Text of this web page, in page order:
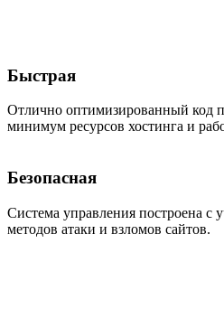
Быстрая
Отлично оптимизированный код
минимум ресурсов хостинга и
Безопасная
Система управления построена с
методов атаки и взломов сайтов.